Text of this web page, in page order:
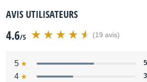
AVIS UTILISATEURS
4.6/5 (19 avis)
5
4